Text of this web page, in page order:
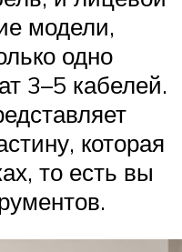
модели,
одно
3–5 кабелей.
которая
то есть вы